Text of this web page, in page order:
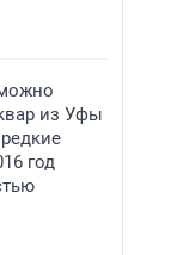
из Уфы
год